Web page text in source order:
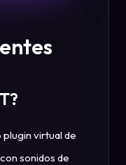
plugin virtual de
sonidos de